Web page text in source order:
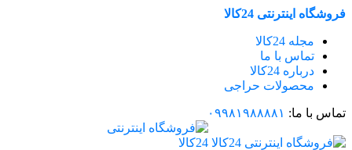
فروشگاه اینترنتی 24کالا
مجله 24کالا
تماس با ما
درباره 24کالا
محصولات حراجی
تماس با ما: ۰۹۹۸۱۹۸۸۸۸۱